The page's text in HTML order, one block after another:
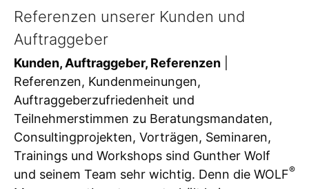
Referenzen unserer Kunden und
Auftraggeber
Kunden, Auftraggeber, Referenzen
Referenzen, Kundenmeinungen,
Auftraggeberzufriedenheit und
Teilnehmerstimmen zu Beratungsmandaten,
Consultingprojekten, Vorträgen, Seminaren,
Trainings und Workshops sind Gunther Wolf
und seinem Team sehr wichtig. Denn die WOLF®